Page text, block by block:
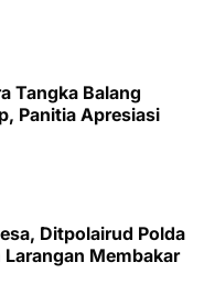
Tangka Balang
Panitia Apresiasi
Ditpolairud Polda
Membakar